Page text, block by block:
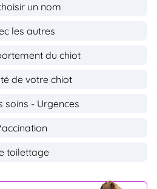
un nom
les autres
du chiot
de votre chiot
soins - Urgences
toilettage